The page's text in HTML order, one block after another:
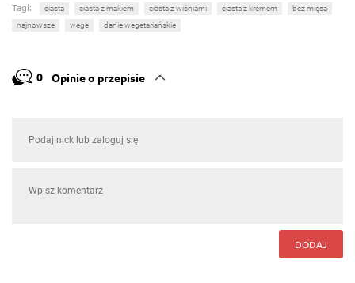
Tagi: ciasta ciasta z makiem ciasta z wiśniami ciasta z kremem
bez mięsa
najnowsze
wege danie wegetariańskie
0 Opinie o przepisie
DODAJ